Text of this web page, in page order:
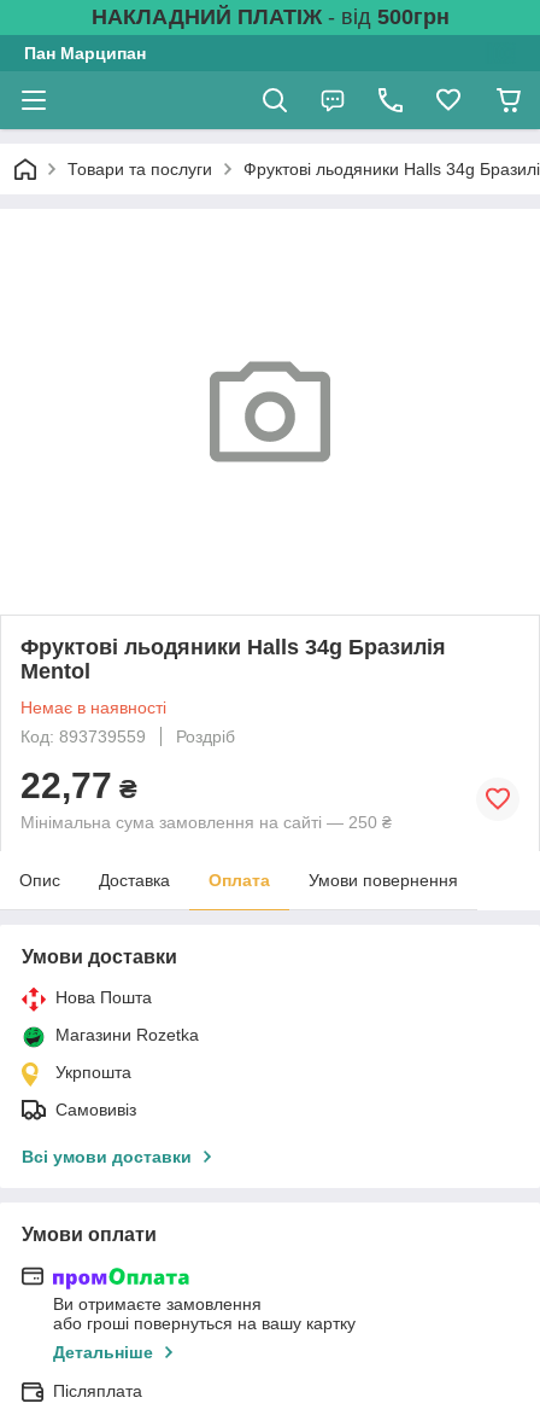
НАКЛАДНИЙ ПЛАТІЖ- від 500грн
Пан Марципан
Товари та послуги Фруктові льодяники Halls 34g
Фруктові льодяники Halls 34g Бразилія
Mentol
Немає в наявності
Код: 893739559
Роздріб
22,77 ₴
Мінімальна сума замовлення на сайті — 250 ₴
Опис Доставка Оплата Умови повернення
Умови доставки
Нова Пошта
Магазини Rozetka
Укрпошта
Самовивіз
Всі умови доставки
Умови оплати
Ви отримаєте замовлення
або гроші повернуться на вашу картку
Детальніше
Післяплата